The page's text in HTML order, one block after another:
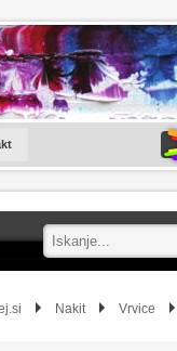
Nakit Vrvice